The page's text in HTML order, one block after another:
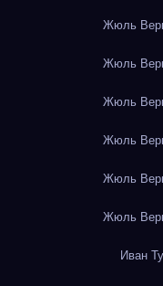
Жюль
Жюль
Жюль
Жюль
Жюль
Жюль
Иван